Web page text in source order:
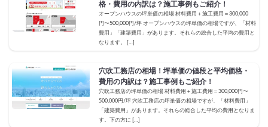
格・費用の内訳は？施工事例もご紹介！
オープンハウスの坪単価の相場 材料費用＋施工費用＝300,000
円〜500,000円/坪 オープンハウスの坪単価の相場ですが、「材料
費用」「建築費用」があります。それらの総合した平均の費用と
なります。 […]
穴吹工務店の相場！坪単価の値段と平均価格・
費用の内訳は？施工事例もご紹介！
穴吹工務店の坪単価の相場 材料費用＋施工費用＝300,000円〜
500,000円/坪 穴吹工務店の坪単価の相場ですが、「材料費用」
「建築費用」があります。それらの総合した平均の費用となりま
す。下の方に […]